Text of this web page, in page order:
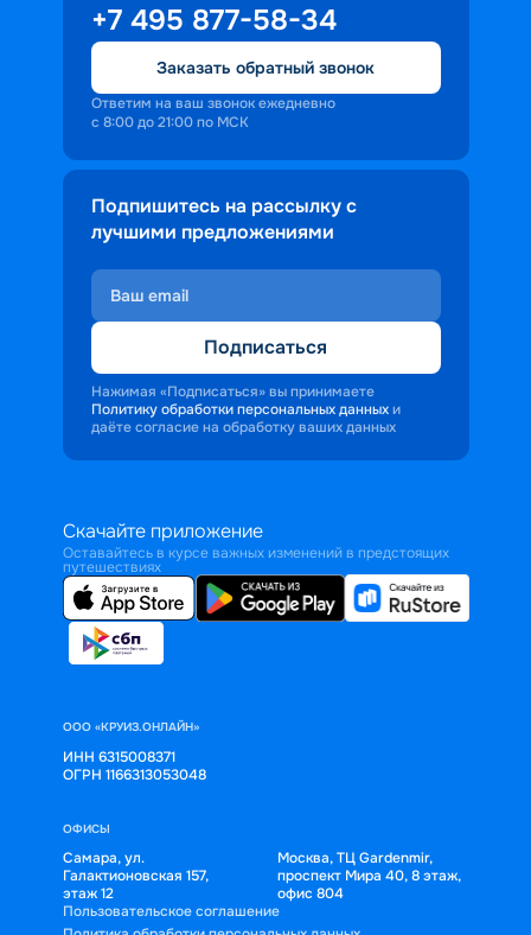
+7 495 877-58-34
Заказать обратный звонок
Ответим на ваш звонок ежедневно
с 8:00 до 21:00 по МСК
Подпишитесь на рассылку с
лучшими предложениями
Подписаться
Нажимая «Подписаться» вы принимаете
Политику обработки персональных данных и
даёте согласие на обработку ваших данных
Скачайте приложение
Оставайтесь в курсе важных изменений в предстоящих
путешествиях
ООО «КРУИЗ.ОНЛАЙН»
ИНН 6315008371
ОГРН 1166313053048
ОФИСЫ
Самара, ул.
Галактионовская 157,
этаж 12
Москва, ТЦ Gardenmir,
проспект Мира 40, 8 этаж,
офис 804
Пользовательское соглашение